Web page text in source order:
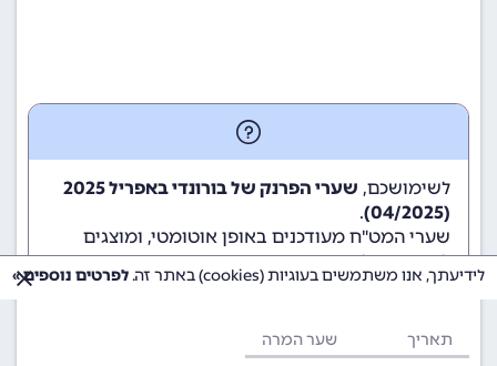
לשימושכם,
שערי הפרנק של בורונדי באפריל 2025
(04/2025)
.
שערי המט"ח מעודכנים באופן אוטומטי, ומוצגים
לשימוש גולשי ומשתמשי האתר.
תאריך שער המרה
לידיעתך, אנו משתמשים בעוגיות (cookies) באתר זה. לפרטים נוספים »